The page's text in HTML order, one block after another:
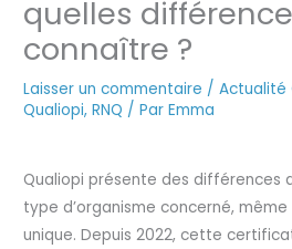
quelles
connaître ?
Laisser un commentaire /Actualité
Qualiopi,RNQ / ParEmma
Qualiopi présente des différences
type d’organisme concerné,
unique. Depuis 2022, cette